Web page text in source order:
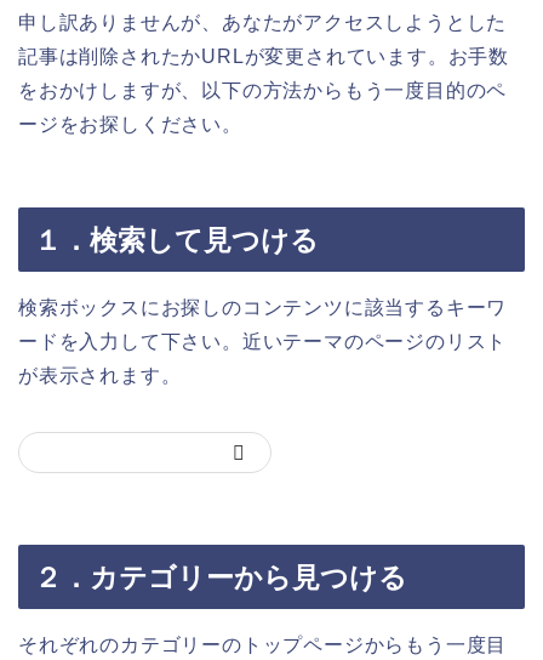
申し訳ありませんが、あなたがアクセスしようとした
記事は削除されたかURLが変更されています。お手数
をおかけしますが、以下の方法からもう一度目的のペ
ージをお探しください。
１．検索して見つける
検索ボックスにお探しのコンテンツに該当するキーワ
ードを入力して下さい。近いテーマのページのリスト
が表示されます。
２．カテゴリーから見つける
それぞれのカテゴリーのトップページからもう一度目